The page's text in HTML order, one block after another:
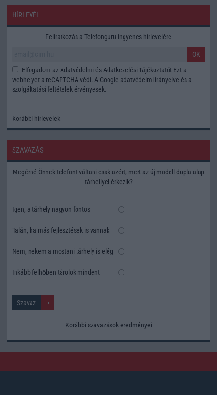
HÍRLEVÉL
Feliratkozás a Telefonguru ingyenes hírlevelére
OK
Elfogadom az Adatvédelmi és Adatkezelési Tájékoztatót Ezt a
webhelyet a reCAPTCHA védi. A Google adatvédelmi irányelve és a
szolgáltatási feltételek érvényesek.
Korábbi hírlevelek
SZAVAZÁS
Megérné Önnek telefont váltani csak azért, mert az új modell dupla alap
tárhellyel érkezik?
Igen, a tárhely nagyon fontos
Talán, ha más fejlesztések is vannak
Nem, nekem a mostani tárhely is elég
Inkább felhőben tárolok mindent
Korábbi szavazások eredményei